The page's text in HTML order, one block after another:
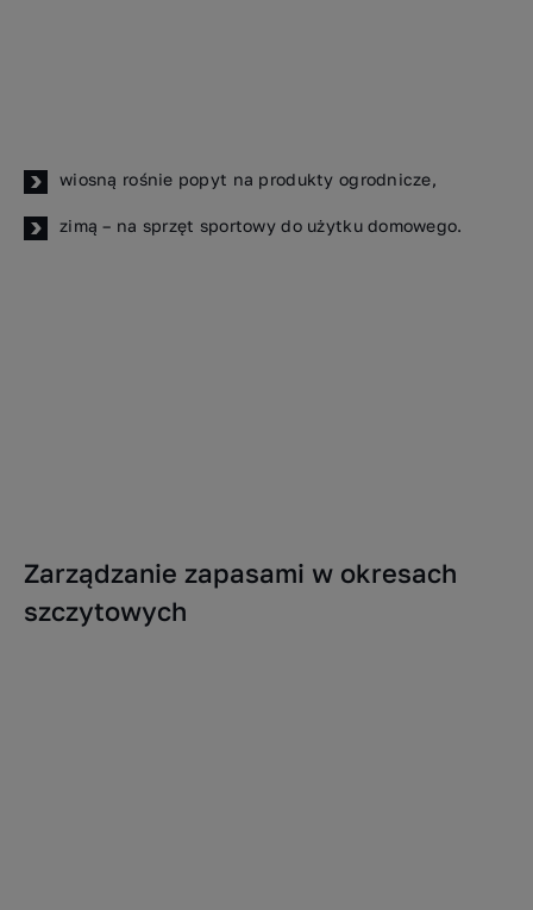
wiosną rośnie popyt na produkty ogrodnicze,
zimą – na sprzęt sportowy do użytku domowego.
Zarządzanie zapasami w okresach
szczytowych